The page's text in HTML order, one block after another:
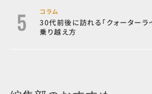
コラム
30代前後に訪れる「クォーターラ
乗り越え方